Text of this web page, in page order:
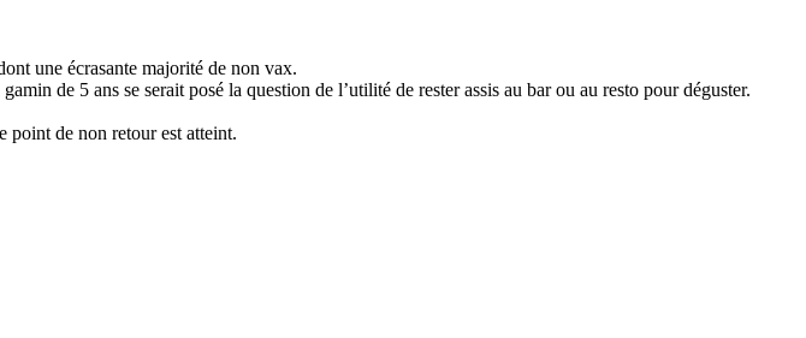
une écrasante majorité de non vax.
de 5 ans se serait posé la question de l’utilité de rester assis au bar ou au resto pour déguster.
point de non retour est atteint.